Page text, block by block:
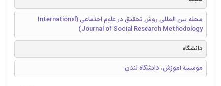
مجله بین المللی روش تحقیق در علوم اجتماعی (International
Journal of Social Research Methodology)
دانشگاه
موسسه آموزش، دانشگاه لندن